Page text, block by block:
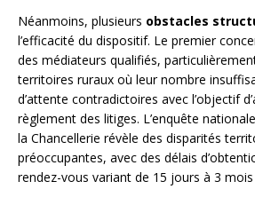
Néanmoins, plusieurs obstacles
l’efficacité du dispositif. Le premier
des médiateurs qualifiés,
territoires ruraux où leur nombre
d’attente contradictoires avec l’objectif
règlement des litiges. L’enquête
la Chancellerie révèle des disparités
préoccupantes, avec des délais
rendez-vous variant de 15 jours à 3